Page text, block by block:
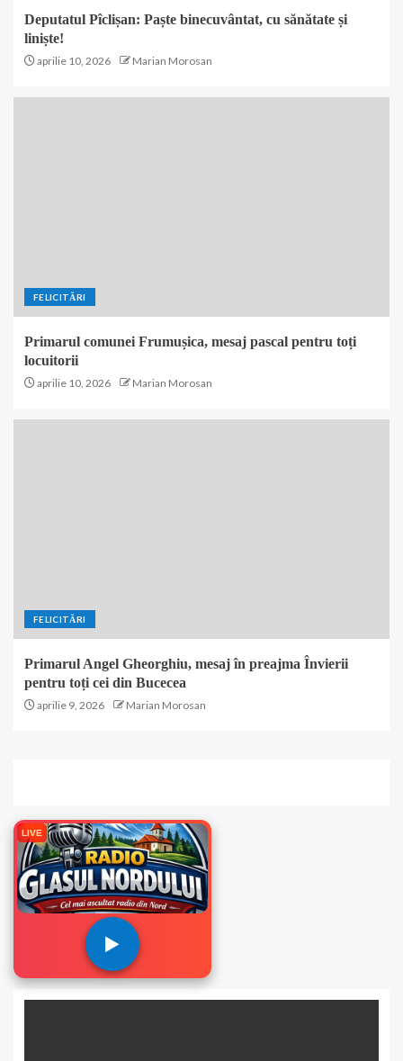
Deputatul Pîclișan: Paște binecuvântat, cu sănătate și
liniște!
aprilie 10, 2026 Marian Morosan
FELICITĂRI
Primarul comunei Frumușica, mesaj pascal pentru toți
locuitorii
aprilie 10, 2026 Marian Morosan
FELICITĂRI
Primarul Angel Gheorghiu, mesaj în preajma Învierii
pentru toți cei din Bucecea
aprilie 9, 2026 Marian Morosan
LIVE
▶️